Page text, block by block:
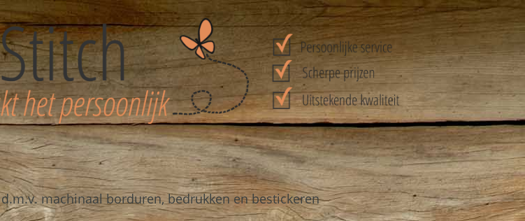
d.m.v. machinaal borduren, bedrukken en bestickeren